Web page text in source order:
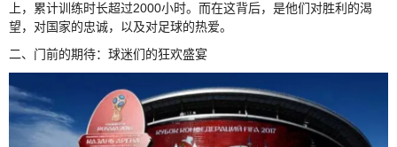
上，累计训练时长超过2000小时。而在这背后，是他们对胜利的渴
望，对国家的忠诚，以及对足球的热爱。
二、门前的期待：球迷们的狂欢盛宴